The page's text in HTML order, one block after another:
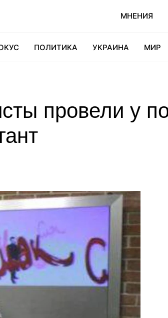
МНЕНИЯ
ПОЛИТИКА УКРАИНА МИР
провели у